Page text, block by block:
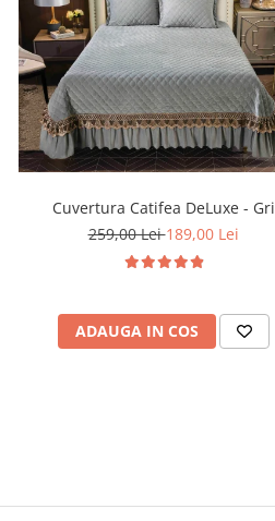
Cuvertura Catifea DeLuxe - Gri
259,00 Lei189,00 Lei
ADAUGA IN COS